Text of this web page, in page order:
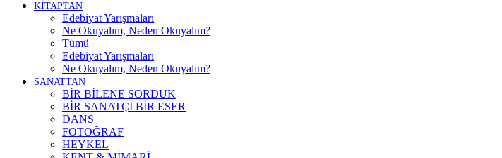
KİTAPTAN
Edebiyat Yarışmaları
Ne Okuyalım, Neden Okuyalım?
Tümü
Edebiyat Yarışmaları
Ne Okuyalım, Neden Okuyalım?
SANATTAN
BİR BİLENE SORDUK
BİR SANATÇI BİR ESER
DANS
FOTOĞRAF
HEYKEL